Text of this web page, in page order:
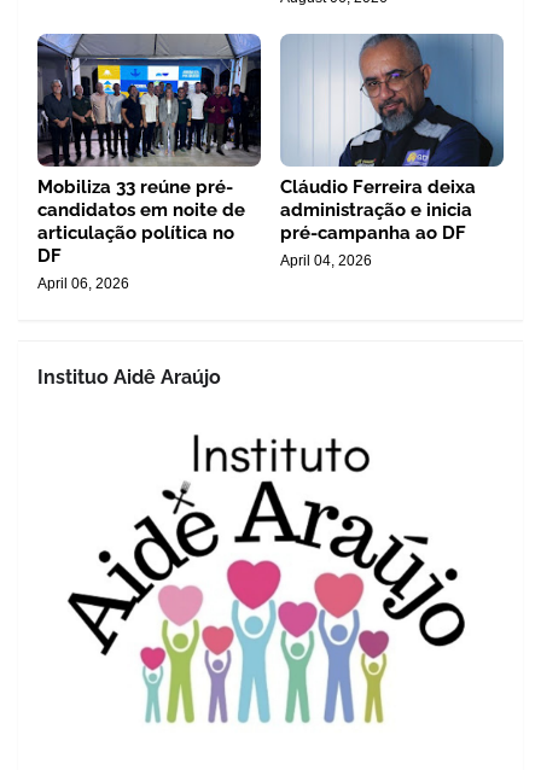
Mobiliza 33 reúne pré-
candidatos em noite de
articulação política no
DF
April 06, 2026
Cláudio Ferreira deixa
administração e inicia
pré-campanha ao DF
April 04, 2026
Instituo Aidê Araújo